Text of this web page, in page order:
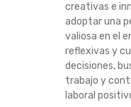
creativas e
adoptar una
valiosa en el
reflexivas y
decisiones,
trabajo y
laboral